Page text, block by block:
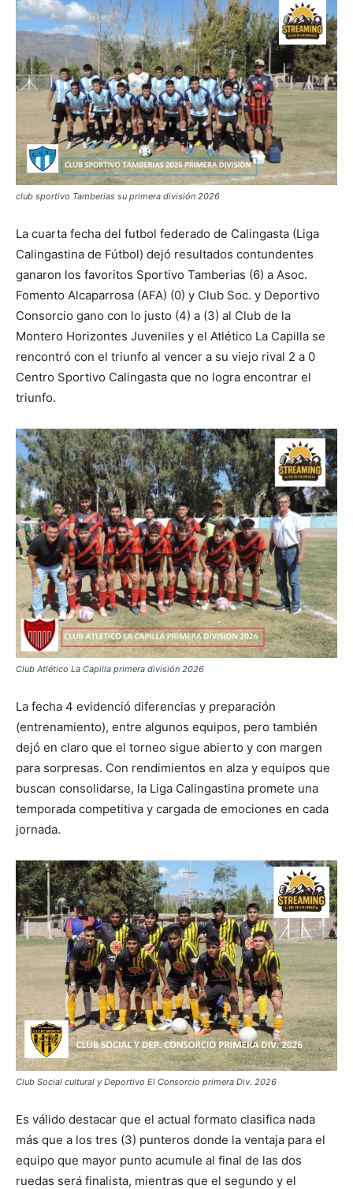
club sportivo Tamberias su primera división 2026
La cuarta fecha del futbol federado de Calingasta (Liga
Calingastina de Fútbol) dejó resultados contundentes
ganaron los favoritos Sportivo Tamberias (6) a Asoc.
Fomento Alcaparrosa (AFA) (0) y Club Soc. y Deportivo
Consorcio gano con lo justo (4) a (3) al Club de la
Montero Horizontes Juveniles y el Atlético La Capilla se
rencontró con el triunfo al vencer a su viejo rival 2 a 0
Centro Sportivo Calingasta que no logra encontrar el
triunfo.
Club Atlético La Capilla primera división 2026
La fecha 4 evidenció diferencias y preparación
(entrenamiento), entre algunos equipos, pero también
dejó en claro que el torneo sigue abierto y con margen
para sorpresas. Con rendimientos en alza y equipos que
buscan consolidarse, la Liga Calingastina promete una
temporada competitiva y cargada de emociones en cada
jornada.
Club Social cultural y Deportivo El Consorcio primera Div. 2026
Es válido destacar que el actual formato clasifica nada
más que a los tres (3) punteros donde la ventaja para el
equipo que mayor punto acumule al final de las dos
ruedas será finalista, mientras que el segundo y el